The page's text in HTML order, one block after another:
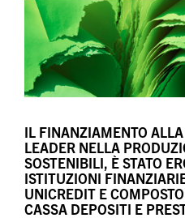
IL FINANZIAMENTO
LEADER NELLA
SOSTENIBILI, È STATO
ISTITUZIONI
UNICREDIT E
CASSA DEPOSITI E